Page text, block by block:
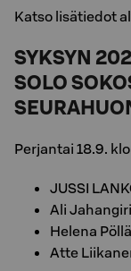
Katso lisätiedot
SYKSYN
SOLO
Perjantai 18.9.
JUSSI
Ali Jahangiri
Helena
Atte